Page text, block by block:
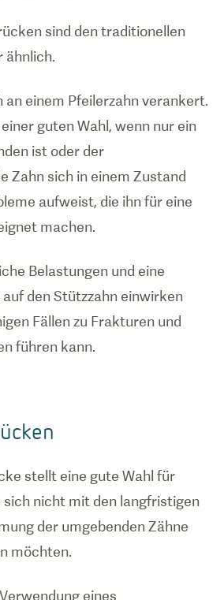
sind den traditionellen
ähnlich.
an einem Pfeilerzahn verankert.
guten Wahl, wenn nur ein
ist oder der
Zahn sich in einem Zustand
aufweist, die ihn für eine
machen.
Belastungen und eine
den Stützzahn einwirken
Fällen zu Frakturen und
führen kann.
stellt eine gute Wahl für
sich nicht mit den langfristigen
der umgebenden Zähne
möchten.
eines